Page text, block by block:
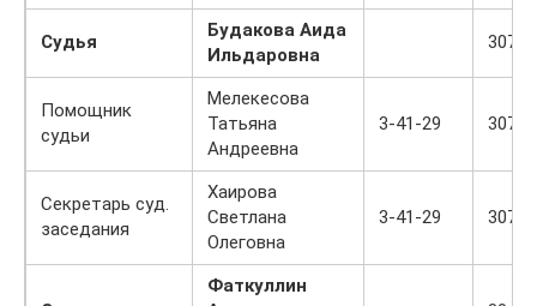
Судья
Будакова Аида
Ильдаровна
307
Помощник
судьи
Мелекесова
Татьяна
Андреевна
3-41-29 307
Секретарь суд.
заседания
Хаирова
Светлана
Олеговна
3-41-29 307
Фаткуллин